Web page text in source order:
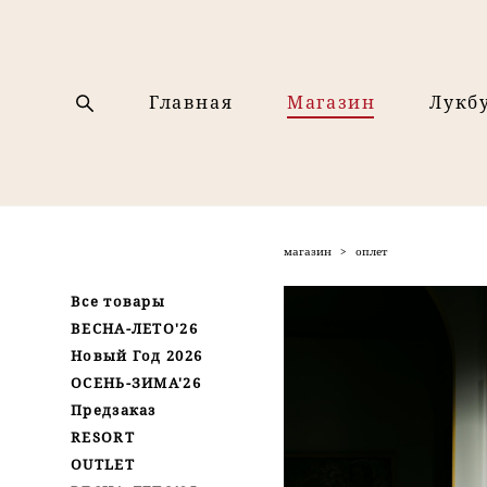
Главная Магазин
Все товары
ВЕСНА-ЛЕТО'26
Новый Год 2026
ОСЕНЬ-ЗИМА'26
Предзаказ
RESORT
OUTLET
магазин > оплет